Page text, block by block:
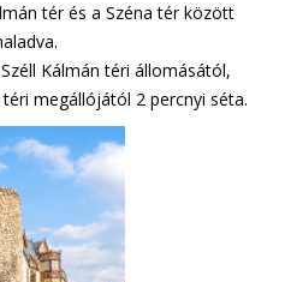
tér és a Széna tér között
Kálmán téri állomásától,
megállójától 2 percnyi séta.